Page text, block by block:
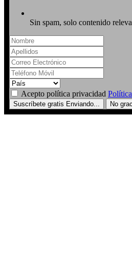
Sin spam, solo contenido
Acepto política privacidad
Suscríbete gratis Enviando... No